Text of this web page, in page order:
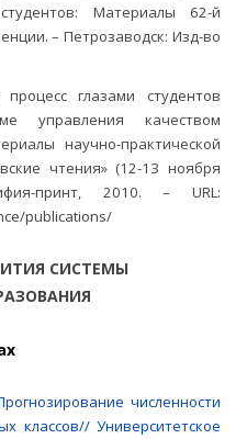
Материалы 62-й
– Петрозаводск: Изд-во
глазами студентов
управления качеством
научно-практической
чтения» (12-13 ноября
принт, 2010. – URL:
publications/
СИСТЕМЫ
численности
классов// Университетское